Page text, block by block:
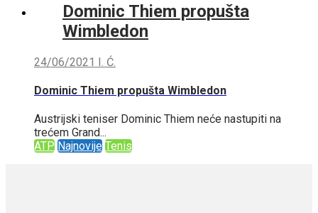
Dominic Thiem propušta
Wimbledon
24/06/2021 I. Ć.
Dominic Thiem propušta Wimbledon
Austrijski teniser Dominic Thiem neće nastupiti na
trećem Grand...
ATP Najnovije Tenis